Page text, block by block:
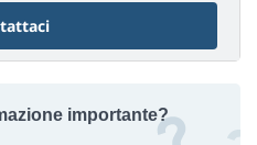
importante?